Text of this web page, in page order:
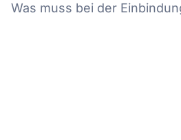
Was muss bei der